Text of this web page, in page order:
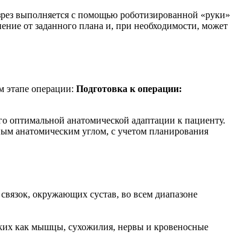
выполняется с помощью роботизированной «руки»
от заданного плана и, при необходимости, может
этапе операции: Подготовка к операции:
оптимальной анатомической адаптации к пациенту.
анатомическим углом, с учетом планирования
окружающих сустав, во всем диапазоне
как мышцы, сухожилия, нервы и кровеносные